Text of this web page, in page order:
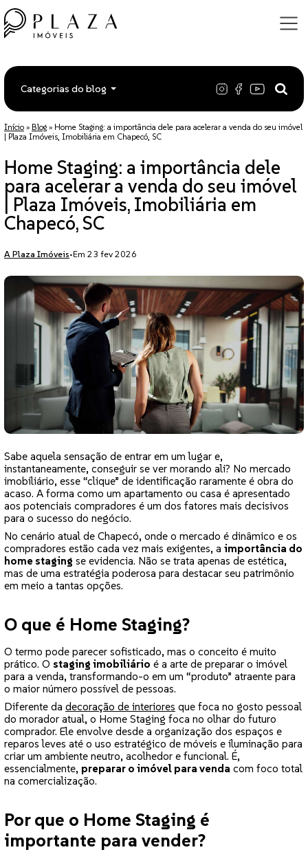
Categorias do blog
Início » Blog » Home Staging: a importância dele para acelerar a venda do seu imóvel
| Plaza Imóveis, Imobiliária em Chapecó, SC
Home Staging: a importância dele
para acelerar a venda do seu imóvel
| Plaza Imóveis, Imobiliária em
Chapecó, SC
A Plaza Imóveis•Em 23 fev 2026
Sabe aquela sensação de entrar em um lugar e,
instantaneamente, conseguir se ver morando ali? No mercado
imobiliário, esse “clique” de identificação raramente é obra do
acaso. A forma como um apartamento ou casa é apresentado
aos potenciais compradores é um dos fatores mais decisivos
para o sucesso do negócio.
No cenário atual de Chapecó, onde o mercado é dinâmico e os
compradores estão cada vez mais exigentes, a importância do
home staging se evidencia. Não se trata apenas de estética,
mas de uma estratégia poderosa para destacar seu patrimônio
em meio a tantas opções.
O que é Home Staging?
O termo pode parecer sofisticado, mas o conceito é muito
prático. O staging imobiliário é a arte de preparar o imóvel
para a venda, transformando-o em um “produto” atraente para
o maior número possível de pessoas.
Diferente da decoração de interiores que foca no gosto pessoal
do morador atual, o Home Staging foca no olhar do futuro
comprador. Ele envolve desde a organização dos espaços e
reparos leves até o uso estratégico de móveis e iluminação para
criar um ambiente neutro, acolhedor e funcional. É,
essencialmente, preparar o imóvel para venda com foco total
na comercialização.
Por que o Home Staging é
importante para vender?